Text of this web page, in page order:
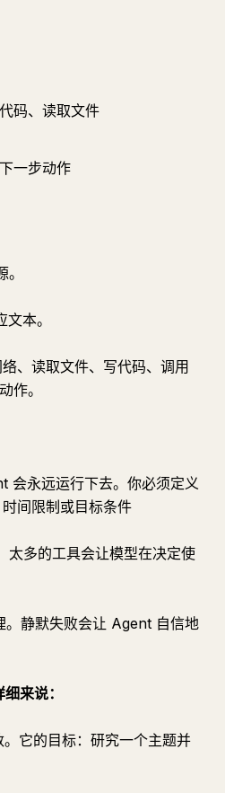
码、读取文件
一步动作
本。
、读取文件、写代码、调用
作。
会永远运行下去。你必须定义
间限制或目标条件
多的工具会让模型在决定使
静默失败会让 Agent 自信地
来说：
它的目标：研究一个主题并